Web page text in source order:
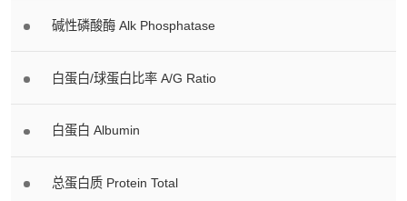
碱性磷酸酶 Alk Phosphatase
白蛋白/球蛋白比率 A/G Ratio
白蛋白 Albumin
总蛋白质 Protein Total